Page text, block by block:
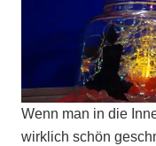
Wenn man in die
wirklich schön